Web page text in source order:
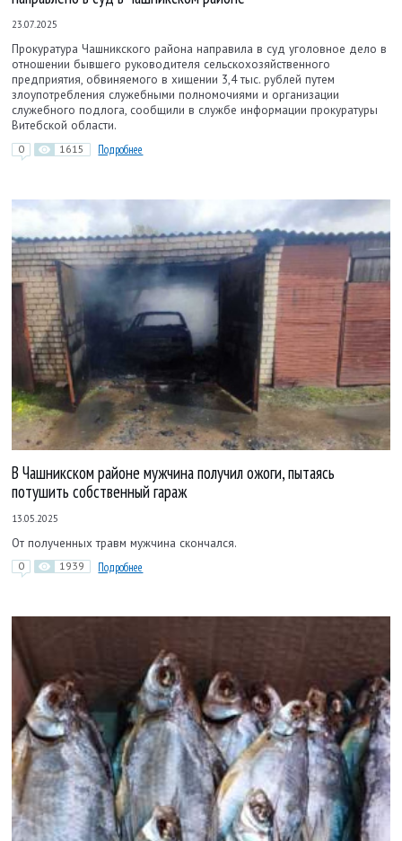
23.07.2025
Прокуратура Чашникского района направила в суд уголовное дело в
отношении бывшего руководителя сельскохозяйственного
предприятия, обвиняемого в хищении 3,4 тыс. рублей путем
злоупотребления служебными полномочиями и организации
служебного подлога, сообщили в службе информации прокуратуры
Витебской области.
0 1615 Подробнее
В Чашникском районе мужчина получил ожоги, пытаясь
потушить собственный гараж
13.05.2025
От полученных травм мужчина скончался.
0 1939 Подробнее